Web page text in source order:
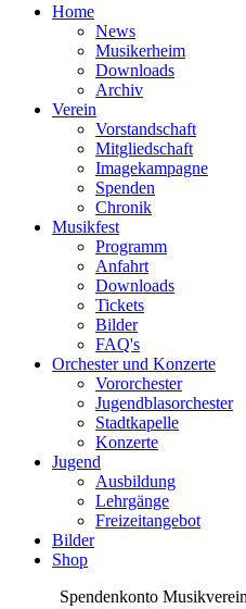
Home
News
Musikerheim
Downloads
Archiv
Verein
Vorstandschaft
Mitgliedschaft
Imagekampagne
Spenden
Chronik
Musikfest
Programm
Anfahrt
Downloads
Tickets
Bilder
FAQ's
Orchester und Konzerte
Vororchester
Jugendblasorchester
Stadtkapelle
Konzerte
Jugend
Ausbildung
Lehrgänge
Freizeitangebot
Bilder
Shop
Spendenkonto